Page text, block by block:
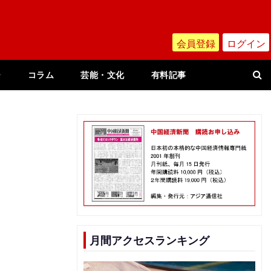
会員登録 ログイン
コラム 芸能・文化 有料記事
月間アクセスランキング